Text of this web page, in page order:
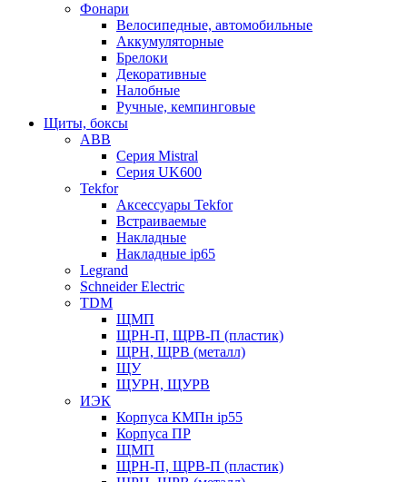
Фонари
Велосипедные, автомобильные
Аккумуляторные
Брелоки
Декоративные
Налобные
Ручные, кемпинговые
Щиты, боксы
ABB
Серия Mistral
Серия UK600
Tekfor
Аксессуары Tekfor
Встраиваемые
Накладные
Накладные ip65
Legrand
Schneider Electric
TDM
ЩМП
ЩРН-П, ЩРВ-П (пластик)
ЩРН, ЩРВ (металл)
ЩУ
ЩУРН, ЩУРВ
ИЭК
Корпуса КМПн ip55
Корпуса ПР
ЩМП
ЩРН-П, ЩРВ-П (пластик)